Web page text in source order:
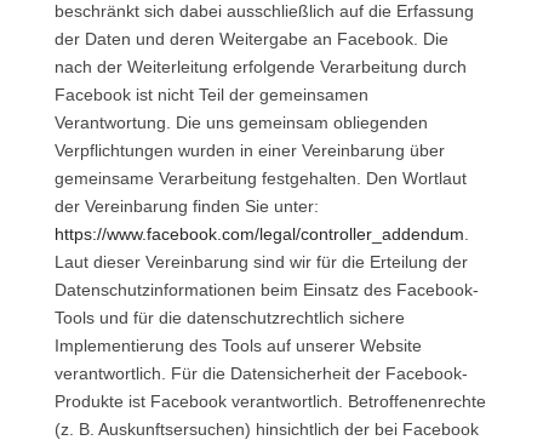
beschränkt sich dabei ausschließlich auf die Erfassung
der Daten und deren Weitergabe an Facebook. Die
nach der Weiterleitung erfolgende Verarbeitung durch
Facebook ist nicht Teil der gemeinsamen
Verantwortung. Die uns gemeinsam obliegenden
Verpflichtungen wurden in einer Vereinbarung über
gemeinsame Verarbeitung festgehalten. Den Wortlaut
der Vereinbarung finden Sie unter:
https://www.facebook.com/legal/controller_addendum
Laut dieser Vereinbarung sind wir für die Erteilung der
Datenschutzinformationen beim Einsatz des Facebook-
Tools und für die datenschutzrechtlich sichere
Implementierung des Tools auf unserer Website
verantwortlich. Für die Datensicherheit der Facebook-
Produkte ist Facebook verantwortlich. Betroffenenrechte
(z. B. Auskunftsersuchen) hinsichtlich der bei Facebook